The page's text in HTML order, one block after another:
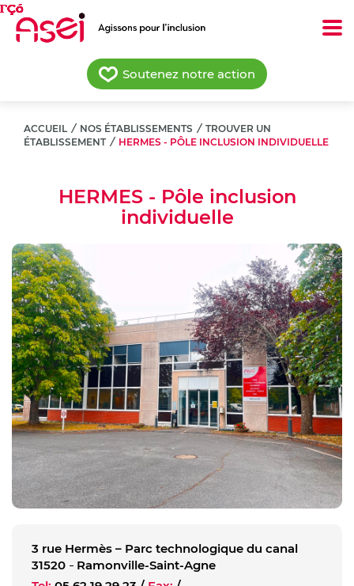
Aller
contenu
Soutenez notre action
ACCUEIL / NOS ÉTABLISSEMENTS / TROUVER UN
ÉTABLISSEMENT / HERMES - PÔLE INCLUSION INDIVIDUELLE
HERMES - Pôle inclusion
individuelle
3 rue Hermès – Parc technologique du canal
31520
Ramonville-Saint-Agne